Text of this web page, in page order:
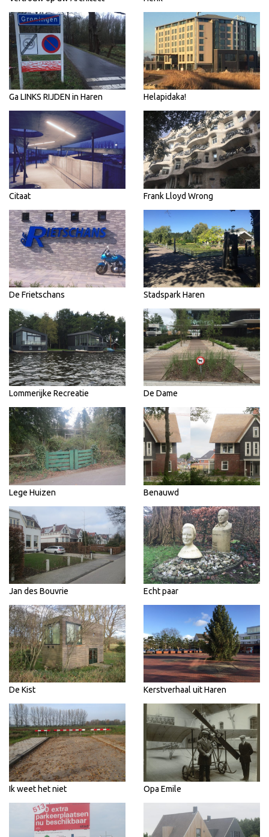
Ga LINKS RIJDEN in Haren Helapidaka!
Citaat Frank Lloyd Wrong
De Frietschans Stadspark Haren
Lommerijke Recreatie De Dame
Lege Huizen Benauwd
Jan des Bouvrie Echt paar
De Kist Kerstverhaal uit Haren
Ik weet het niet Opa Emile